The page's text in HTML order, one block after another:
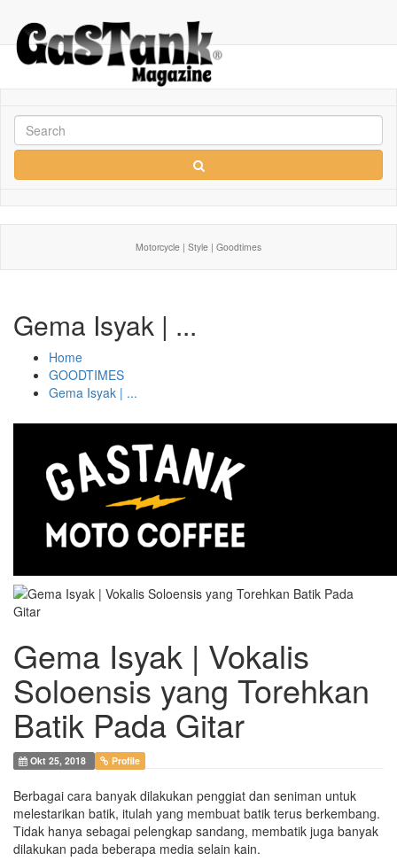
Motorcycle | Style | Goodtimes
Gema Isyak | ...
Home
GOODTIMES
Gema Isyak | ...
Gema Isyak | Vokalis
Soloensis yang Torehkan
Batik Pada Gitar
Okt 25, 2018 Profile
Berbagai cara banyak dilakukan penggiat dan seniman untuk
melestarikan batik, itulah yang membuat batik terus berkembang.
Tidak hanya sebagai pelengkap sandang, membatik juga banyak
dilakukan pada beberapa media selain kain.